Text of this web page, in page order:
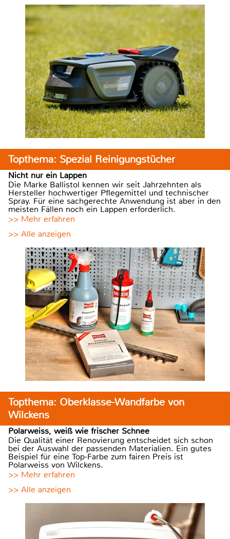
Topthema: Spezial Reinigungstücher
Nicht nur ein Lappen
Die Marke Ballistol kennen wir seit Jahrzehnten als
Hersteller hochwertiger Pflegemittel und technischer
Spray. Für eine sachgerechte Anwendung ist aber in den
meisten Fällen noch ein Lappen erforderlich.
>> Mehr erfahren
>> Alle anzeigen
Topthema: Oberklasse-Wandfarbe von
Wilckens
Polarweiss, weiß wie frischer Schnee
Die Qualität einer Renovierung entscheidet sich schon
bei der Auswahl der passenden Materialien. Ein gutes
Beispiel für eine Top-Farbe zum fairen Preis ist
Polarweiss von Wilckens.
>> Mehr erfahren
>> Alle anzeigen